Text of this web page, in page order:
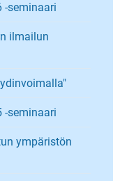
-seminaari
ilmailun
-seminaari
ympäristön